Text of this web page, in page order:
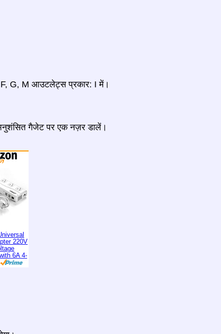
F, G, M आउटलेट्स प्रकार: I में।
गैजेट पर एक नज़र डालें।
220V
6A 4-